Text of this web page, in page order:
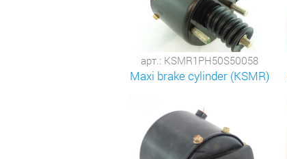
арт.: KSMR1PH50S50058
Maxi brake cylinder (KSMR)